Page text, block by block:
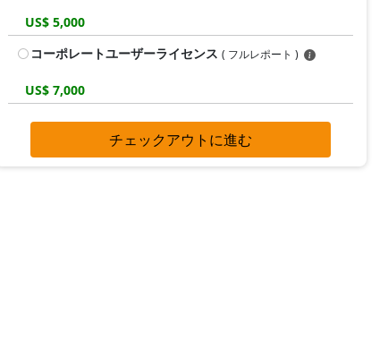
US$ 5,000
コーポレートユーザーライセンス ( フルレポート )
US$ 7,000
チェックアウトに進む